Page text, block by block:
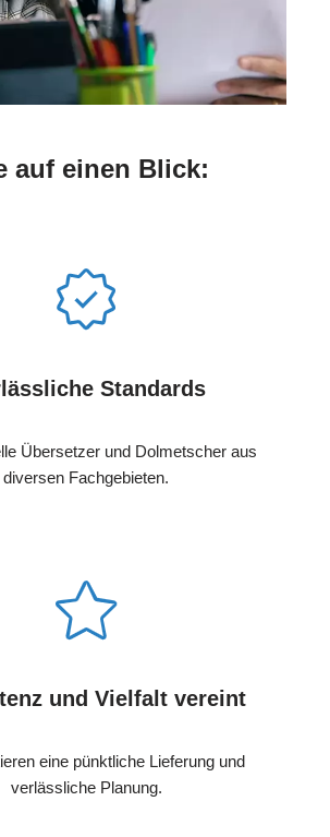
auf einen Blick:
Standards
Übersetzer und Dolmetscher aus
diversen Fachgebieten.
und Vielfalt vereint
eine pünktliche Lieferung und
verlässliche Planung.